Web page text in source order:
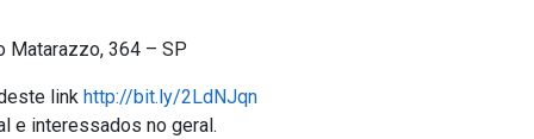
Matarazzo, 364 – SP
link http://bit.ly/2LdNJqn
e interessados no geral.